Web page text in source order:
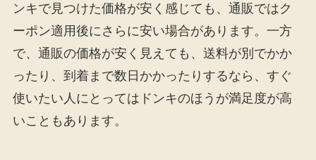
ンキで見つけた価格が安く感じても、通販ではク
ーポン適用後にさらに安い場合があります。一方
で、通販の価格が安く見えても、送料が別でかか
ったり、到着まで数日かかったりするなら、すぐ
使いたい人にとってはドンキのほうが満足度が高
いこともあります。